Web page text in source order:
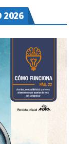
2026